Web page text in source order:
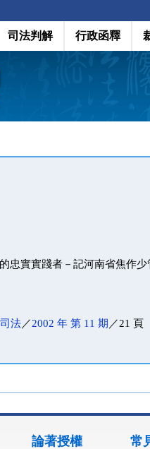
司法判解 行政函釋
忠實實踐者－記河南省焦作
法／2002 年 第 11 期 ／21 頁
論著授權 常